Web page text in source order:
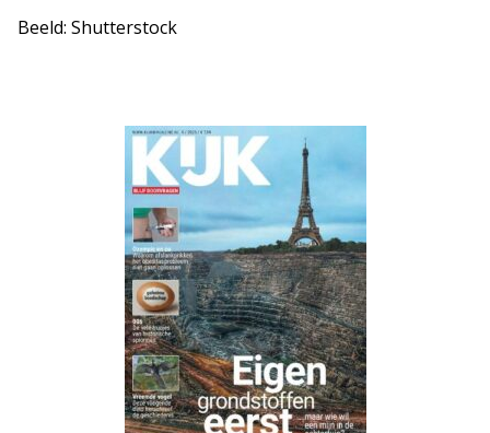
Beeld: Shutterstock